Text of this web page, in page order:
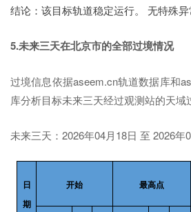
结论：该目标轨道稳定运行。 无特殊异
5.未来三天在北京市的全部过境情况
过境信息依据aseem.cn轨道数据库和
库分析目标未来三天经过观测站的天域
未来三天： 2026年04月18日 至 2026年
日
期
开始 最高点